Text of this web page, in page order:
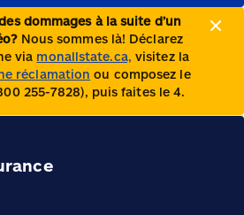
dommages à la suite d’un
Nous sommes là! Déclarez
via monallstate.ca, visitez la
réclamation ou composez le
255-7828), puis faites le 4.